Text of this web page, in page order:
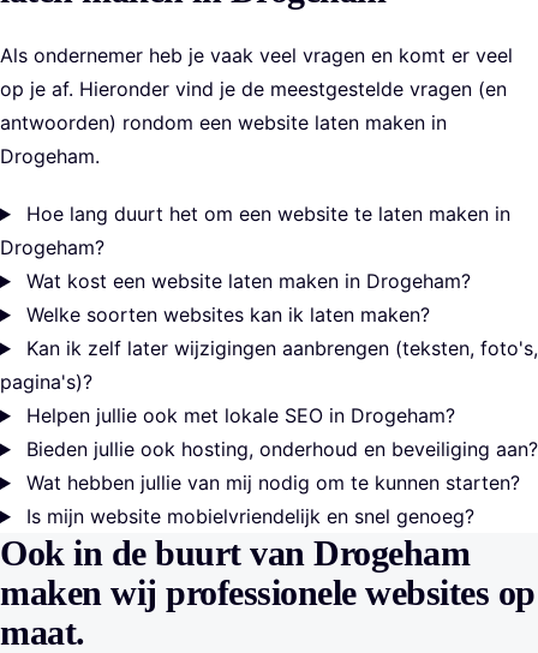
Als ondernemer heb je vaak veel vragen en komt er veel
op je af. Hieronder vind je de meestgestelde vragen (en
antwoorden) rondom een website laten maken in
Drogeham.
Hoe lang duurt het om een website te laten maken in
Drogeham?
Wat kost een website laten maken in Drogeham?
Welke soorten websites kan ik laten maken?
Kan ik zelf later wijzigingen aanbrengen (teksten, foto's,
pagina's)?
Helpen jullie ook met lokale SEO in Drogeham?
Bieden jullie ook hosting, onderhoud en beveiliging aan?
Wat hebben jullie van mij nodig om te kunnen starten?
Is mijn website mobielvriendelijk en snel genoeg?
Ook in de buurt van Drogeham
maken wij professionele websites op
maat.